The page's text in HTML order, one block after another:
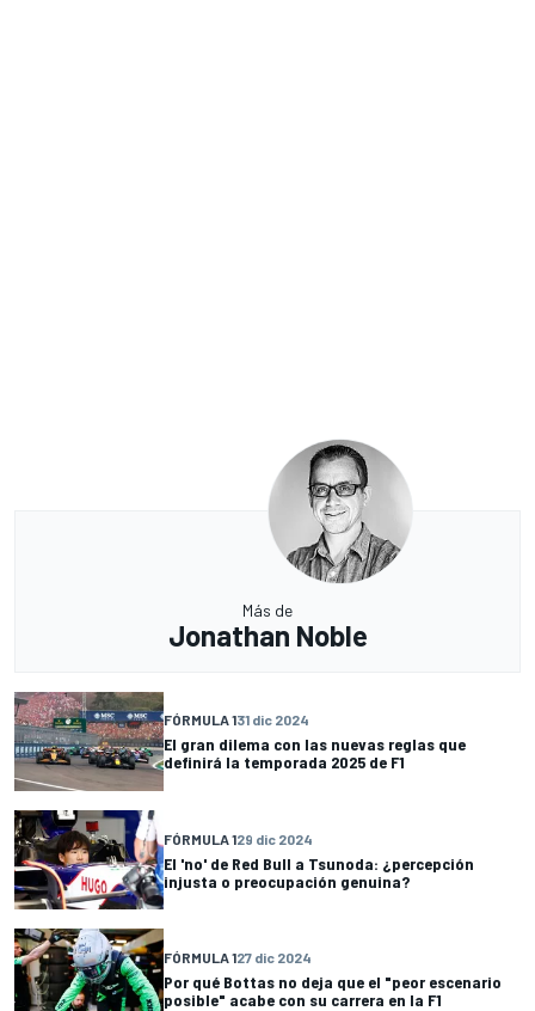
Más de
Jonathan Noble
FÓRMULA 131 dic 2024
El gran dilema con las nuevas reglas que
definirá la temporada 2025 de F1
FÓRMULA 129 dic 2024
El 'no' de Red Bull a Tsunoda: ¿percepción
injusta o preocupación genuina?
FÓRMULA 127 dic 2024
Por qué Bottas no deja que el "peor escenario
posible" acabe con su carrera en la F1